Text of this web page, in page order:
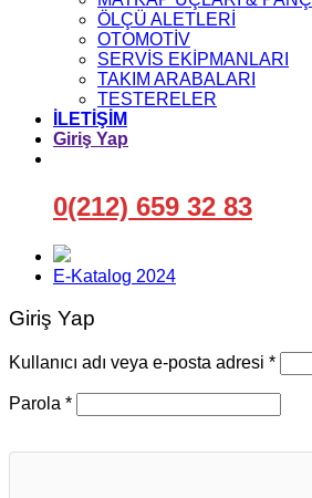
ÖLÇÜ ALETLERİ
OTOMOTİV
SERVİS EKİPMANLARI
TAKIM ARABALARI
TESTERELER
İLETİŞİM
Giriş Yap
0(212) 659 32 83
E-Katalog 2024
Giriş Yap
Kullanıcı adı veya e-posta adresi *
Parola *Gerekli